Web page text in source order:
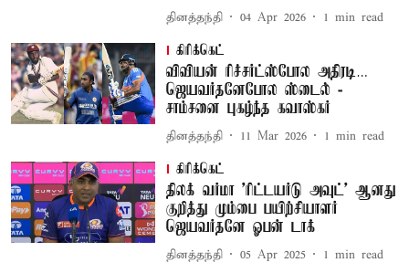
தினத்தந்தி 04 Apr 2026 1 min read
கிரிக்கெட்
விவியன் ரிச்சர்ட்ஸ்போல அதிரடி…
ஜெயவர்தனேபோல ஸ்டைல் -
சாம்சனை புகழ்ந்த கவாஸ்கர்
தினத்தந்தி 11 Mar 2026 1 min read
கிரிக்கெட்
திலக் வர்மா 'ரிட்டயர்டு அவுட்' ஆனது
குறித்து மும்பை பயிற்சியாளர்
ஜெயவர்தனே ஓபன் டாக்
தினத்தந்தி 05 Apr 2025 1 min read